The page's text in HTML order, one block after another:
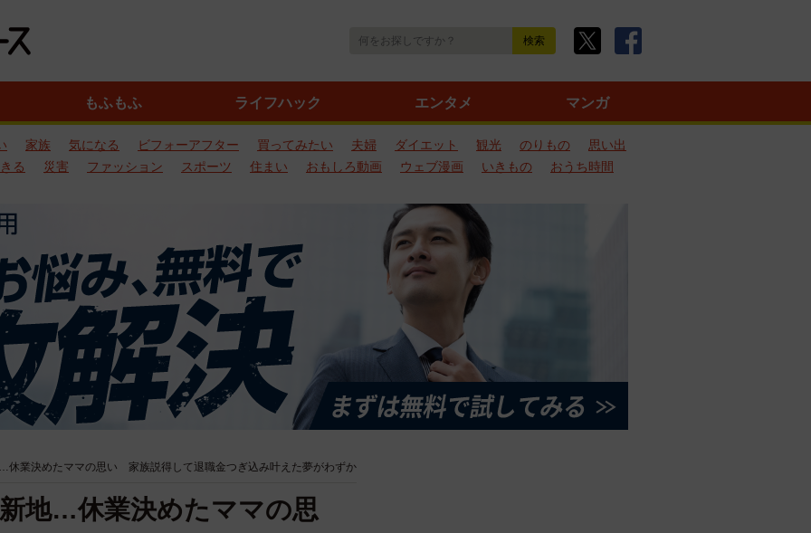
もふもふ ライフハック エンタメ マンガ
家族 気になる ビフォーアフター 買ってみたい 夫婦 ダイエット 観光 のりもの
思い出
る
災害 ファッション スポーツ 住まい おもしろ動画 ウェブ漫画 いきもの おうち時間
休業決めたママの思い 家族説得して退職金つぎ込み叶えた夢がわずか
地…休業決めたママの思